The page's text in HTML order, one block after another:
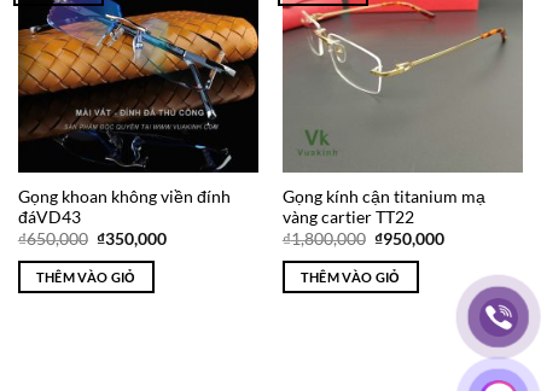
Wishlist
Gọng khoan không viền đính
đáVD43
₫650,000 Giá
là:
₫650,000.
₫350,000Giá
THÊM VÀO GIỎ
Wishlist
Gọng kính cận titanium mạ
vàng cartier TT22
₫1,800,000 Giá
là:
₫1,800,000.
₫950,000Giá
₫950,000.
THÊM VÀO GIỎ